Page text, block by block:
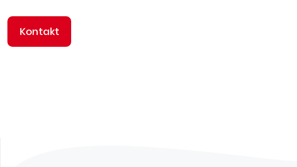
Kontakt